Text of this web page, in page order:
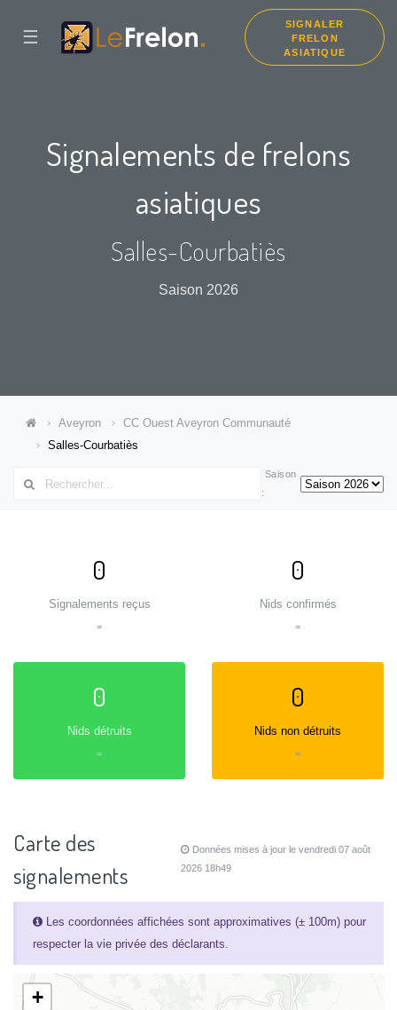
☰
SIGNALER
FRELON
ASIATIQUE
Signalements de frelons
asiatiques
Salles-Courbatiès
Saison 2026
Aveyron
CC Ouest Aveyron Communauté
Salles-Courbatiès
Saison
:
0
Signalements reçus
=
0
Nids confirmés
=
0
Nids détruits
=
0
Nids non détruits
=
Carte des
signalements
Données mises à jour le vendredi 07 août
2026 18h49
Les coordonnées affichées sont approximatives (± 100m) pour
respecter la vie privée des déclarants.
+